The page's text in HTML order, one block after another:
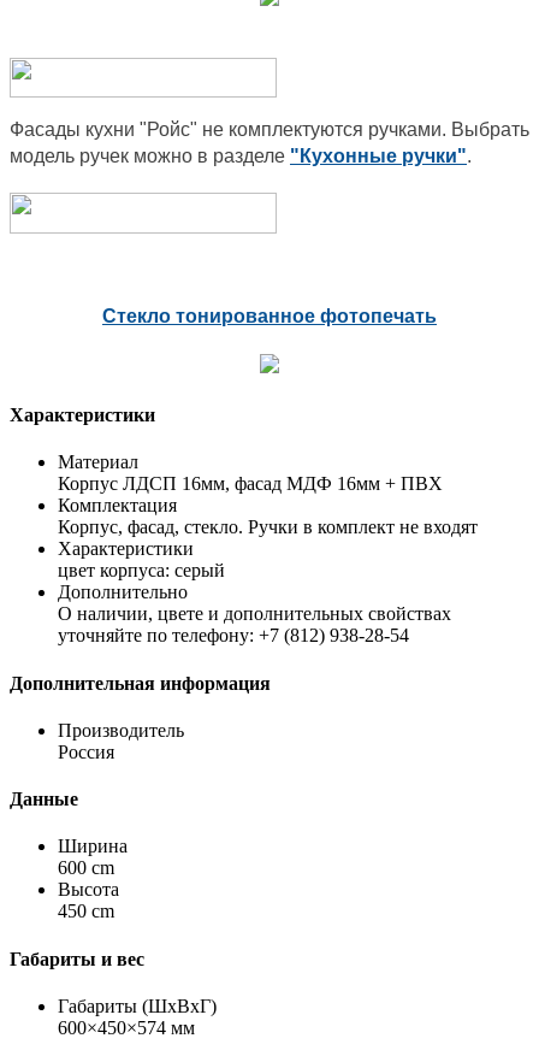
Фасады кухни "Ройс" не комплектуются ручками. Выбрать
модель ручек можно в разделе "Кухонные ручки".
Стекло тонированное фотопечать
Характеристики
Материал
Корпус ЛДСП 16мм, фасад МДФ 16мм + ПВХ
Комплектация
Корпус, фасад, стекло. Ручки в комплект не входят
Характеристики
цвет корпуса: серый
Дополнительно
О наличии, цвете и дополнительных свойствах
уточняйте по телефону: +7 (812) 938-28-54
Дополнительная информация
Производитель
Россия
Данные
Ширина
600 cm
Высота
450 cm
Габариты и вес
Габариты (ШхВхГ)
600×450×574 мм